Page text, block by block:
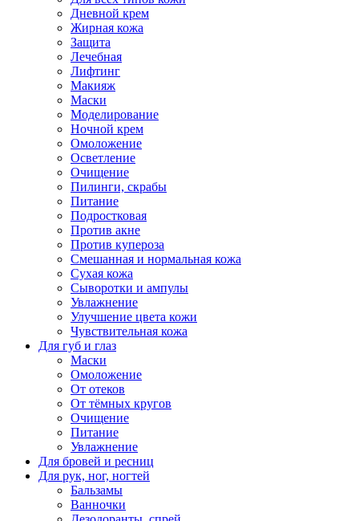
Дневной крем
Жирная кожа
Защита
Лечебная
Лифтинг
Макияж
Маски
Моделирование
Ночной крем
Омоложение
Осветление
Очищение
Пилинги, скрабы
Питание
Подростковая
Против акне
Против купероза
Смешанная и нормальная кожа
Сухая кожа
Сыворотки и ампулы
Увлажнение
Улучшение цвета кожи
Чувствительная кожа
Для губ и глаз
Маски
Омоложение
От отеков
От тёмных кругов
Очищение
Питание
Увлажнение
Для бровей и ресниц
Для рук, ног, ногтей
Бальзамы
Ванночки